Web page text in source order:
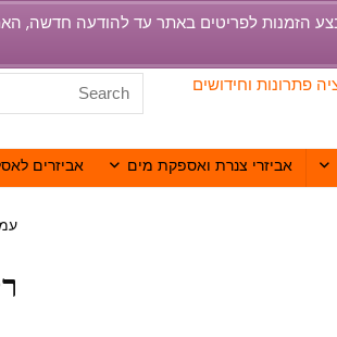
אביזרי צנרת ואספקת מים אביזרים